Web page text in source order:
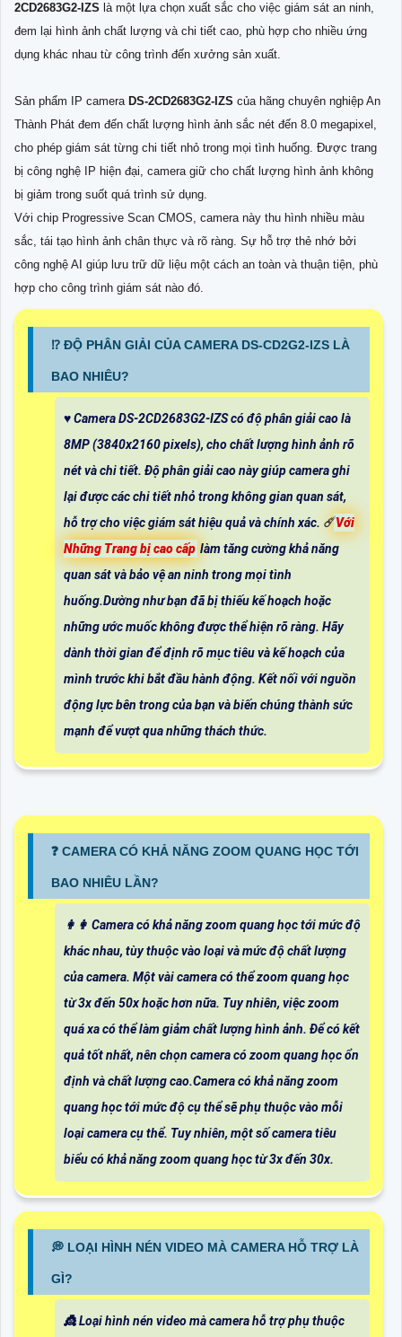
2CD2683G2-IZS là một lựa chọn xuất sắc cho việc giám sát an ninh,
đem lại hình ảnh chất lượng và chi tiết cao, phù hợp cho nhiều ứng
dụng khác nhau từ công trình đến xưởng sản xuất.
Sản phẩm IP camera DS-2CD2683G2-IZS của hãng chuyên nghiệp An
Thành Phát đem đến chất lượng hình ảnh sắc nét đến 8.0 megapixel,
cho phép giám sát từng chi tiết nhỏ trong mọi tình huống. Được trang
bị công nghệ IP hiện đại, camera giữ cho chất lượng hình ảnh không
bị giảm trong suốt quá trình sử dụng.
Với chip Progressive Scan CMOS, camera này thu hình nhiều màu
sắc, tái tạo hình ảnh chân thực và rõ ràng. Sự hỗ trợ thẻ nhớ bởi
công nghệ AI giúp lưu trữ dữ liệu một cách an toàn và thuận tiện, phù
hợp cho công trình giám sát nào đó.
⁉️ ĐỘ PHÂN GIẢI CỦA CAMERA DS-CD2G2-IZS LÀ
BAO NHIÊU?
♥️ Camera DS-2CD2683G2-IZS có độ phân giải cao là
8MP (3840x2160 pixels), cho chất lượng hình ảnh rõ
nét và chi tiết. Độ phân giải cao này giúp camera ghi
lại được các chi tiết nhỏ trong không gian quan sát,
hỗ trợ cho việc giám sát hiệu quả và chính xác. ☄️Với
Những Trang bị cao cấp làm tăng cường khả năng
quan sát và bảo vệ an ninh trong mọi tình
huống.Dường như bạn đã bị thiếu kế hoạch hoặc
những ước muốc không được thể hiện rõ ràng. Hãy
dành thời gian để định rõ mục tiêu và kế hoạch của
mình trước khi bắt đầu hành động. Kết nối với nguồn
động lực bên trong của bạn và biến chúng thành sức
mạnh để vượt qua những thách thức.
️❓ CAMERA CÓ KHẢ NĂNG ZOOM QUANG HỌC TỚI
BAO NHIÊU LẦN?
️👩‍👩 Camera có khả năng zoom quang học tới mức độ
khác nhau, tùy thuộc vào loại và mức độ chất lượng
của camera. Một vài camera có thể zoom quang học
từ 3x đến 50x hoặc hơn nữa. Tuy nhiên, việc zoom
quá xa có thể làm giảm chất lượng hình ảnh. Để có kết
quả tốt nhất, nên chọn camera có zoom quang học ổn
định và chất lượng cao.Camera có khả năng zoom
quang học tới mức độ cụ thể sẽ phụ thuộc vào mỗi
loại camera cụ thể. Tuy nhiên, một số camera tiêu
biểu có khả năng zoom quang học từ 3x đến 30x.
️💭 LOẠI HÌNH NÉN VIDEO MÀ CAMERA HỖ TRỢ LÀ
GÌ?
👸 Loại hình nén video mà camera hỗ trợ phụ thuộc